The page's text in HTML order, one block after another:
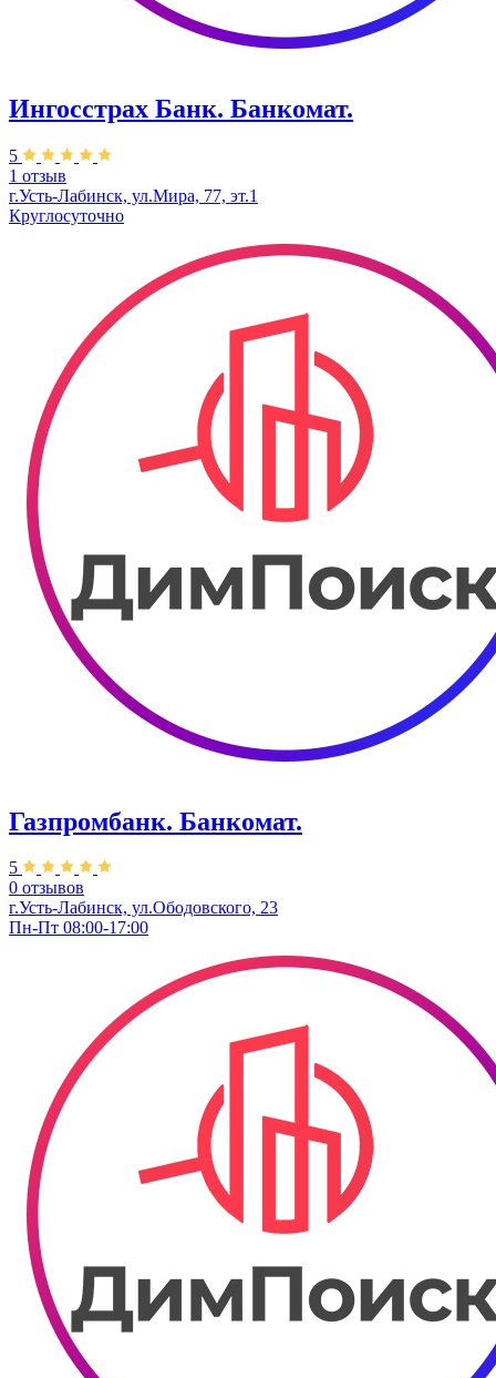
Ингосстрах Банк. Банкомат.
5
1 отзыв
г.Усть-Лабинск, ул.​Мира, 77, эт.1
Круглосуточно
Газпромбанк. Банкомат.
5
0 отзывов
г.Усть-Лабинск, ул.​Ободовского, 23
Пн-Пт 08:00-17:00